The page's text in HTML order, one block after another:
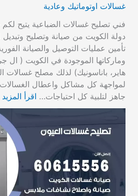
غسالات اوتوماتيك وعادية
فني تصليح غسالات الضباعية يتيح
دولة الكويت من صيانة وتصليح
تأمين عمليات التوصيل والصيانة
وماركاتها الموجودة في الكويت ( ال
هاير، باناسونيك) لذلك مصلح غسالات
لمواجهة كل مشاكل واعطال
جاهز لتلبية كل احتياجات… اقرأ المزيد